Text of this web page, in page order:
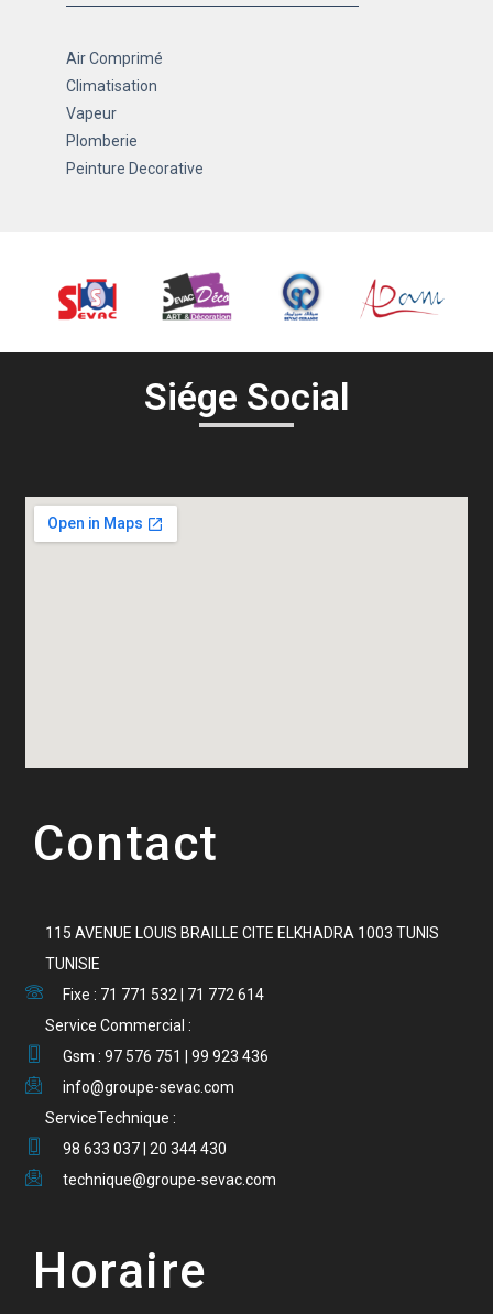
Air Comprimé
Climatisation
Vapeur
Plomberie
Peinture Decorative
Siége Social
Contact
115 AVENUE LOUIS BRAILLE CITE ELKHADRA 1003 TUNIS
TUNISIE
Fixe : 71 771 532 | 71 772 614
Service Commercial :
Gsm : 97 576 751 | 99 923 436
info@groupe-sevac.com
ServiceTechnique :
98 633 037 | 20 344 430
technique@groupe-sevac.com
Horaire